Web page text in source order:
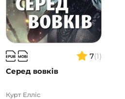
7(1)
Серед вовків
Курт Елліс